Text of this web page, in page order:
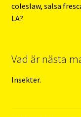
coleslaw, salsa
LA?
Vad är nästa
Insekter.